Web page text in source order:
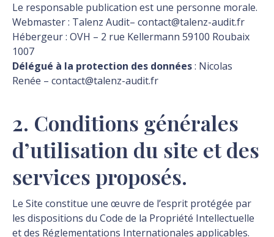
Le responsable publication est une personne morale.
Webmaster : Talenz Audit– contact@talenz-audit.fr
Hébergeur : OVH – 2 rue Kellermann 59100 Roubaix
1007
Délégué à la protection des données: Nicolas
Renée – contact@talenz-audit.fr
2. Conditions générales
d’utilisation du site et des
services proposés.
Le Site constitue une œuvre de l’esprit protégée par
les dispositions du Code de la Propriété Intellectuelle
et des Réglementations Internationales applicables.